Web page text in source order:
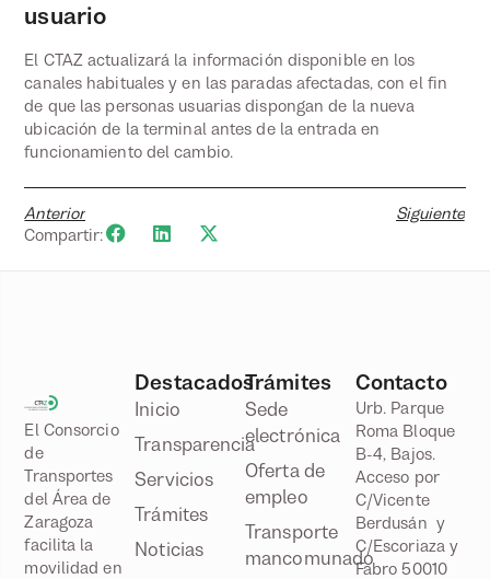
usuario
El CTAZ actualizará la información disponible en los
canales habituales y en las paradas afectadas, con el fin
de que las personas usuarias dispongan de la nueva
ubicación de la terminal antes de la entrada en
funcionamiento del cambio.
Anterior
Siguiente
Compartir:
El Consorcio
de
Transportes
del Área de
Zaragoza
facilita la
movilidad en
Trámites
Sede
electrónica
Oferta de
empleo
Transporte
mancomunado
Destacados
Inicio
Transparencia
Servicios
Trámites
Noticias
Contacto
Urb. Parque
Roma Bloque
B-4, Bajos.
Acceso por
C/Vicente
Berdusán y
C/Escoriaza y
Fabro 50010